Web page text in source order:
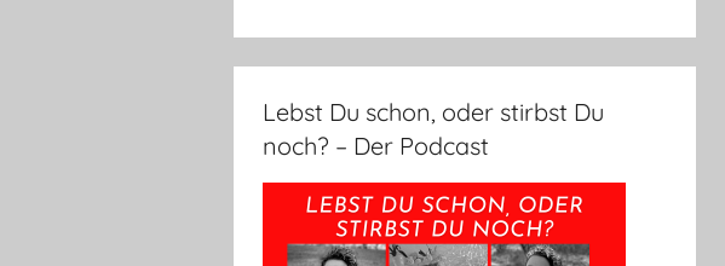
Lebst Du schon, oder stirbst Du
noch? – Der Podcast